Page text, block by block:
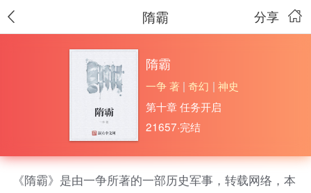
分享
隋霸
隋霸
一争 著 |奇幻 | 神史
第十章 任务开启
21657·完结
《隋霸》是由一争所著的一部历史军事，转载网络，本